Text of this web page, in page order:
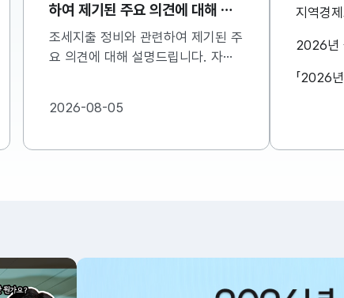
하여 제기된 주요 의견에 대해 설
명드립니다
조세지출 정비와 관련하여 제기된 주
요 의견에 대해 설명드립니다. 자세
2026-08-05
'26.7
입니
참고
지역경
2026년